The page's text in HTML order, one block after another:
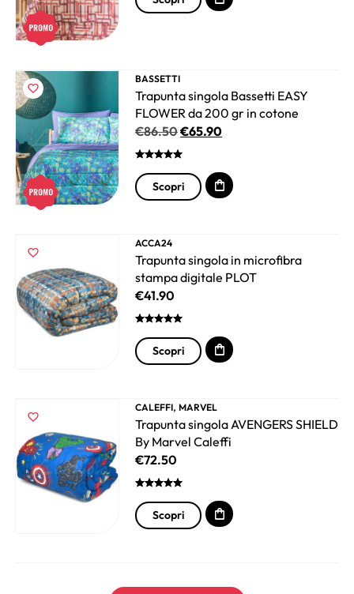
BASSETTI
Trapunta singola Bassetti EASY
FLOWER da 200 gr in cotone
€86.50€65.90
Scopri
ACCA24
Trapunta singola in microfibra
stampa digitale PLOT
€41.90
Scopri
CALEFFI, MARVEL
Trapunta singola AVENGERS SHIELD
By Marvel Caleffi
€72.50
Scopri